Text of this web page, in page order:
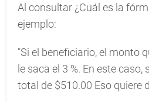
Al consultar ¿Cuál es la
ejemplo:
"Si el beneficiario, el monto
le saca el 3 %. En este
total de $510.00 Eso quiere